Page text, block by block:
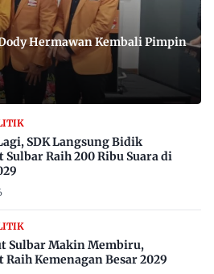
Hermawan Kembali Pimpin
SDK Langsung Bidik
Sulbar Raih 200 Ribu Suara di
Sulbar Makin Membiru,
Raih Kemenagan Besar 2029